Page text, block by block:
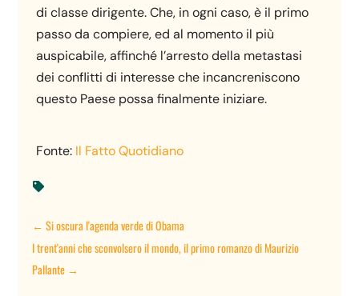
di classe dirigente. Che, in ogni caso, è il primo
passo da compiere, ed al momento il più
auspicabile, affinché l’arresto della metastasi
dei conflitti di interesse che incancreniscono
questo Paese possa finalmente iniziare.
Fonte: Il Fatto Quotidiano

←Si oscura l'agenda verde di Obama
I trent'anni che sconvolsero il mondo, il primo romanzo di Maurizio
Pallante →